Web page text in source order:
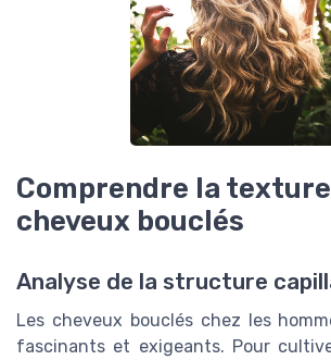
Comprendre la
cheveux bouclés
Analyse de la structure
Les cheveux bouclés chez les
fascinants et exigeants. Pour